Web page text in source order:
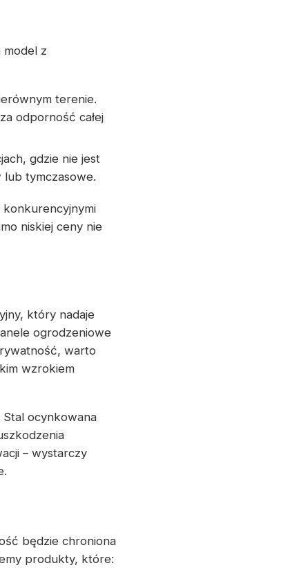
z
terenie.
odporność całej
gdzie nie jest
lub tymczasowe.
konkurencyjnymi
niskiej ceny nie
który nadaje
ogrodzeniowe
warto
wzrokiem
Stal ocynkowana
– wystarczy
będzie chroniona
produkty, które: